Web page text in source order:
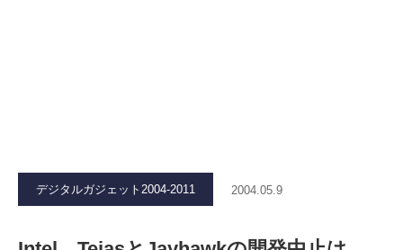
デジタルガジェット2004-2011 2004.05.9